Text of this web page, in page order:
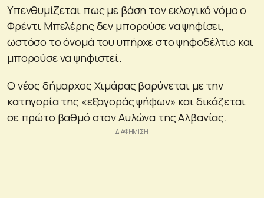
Υπενθυμίζεται πως με βάση τον εκλογικό νόμο ο
Φρέντι Μπελέρης δεν μπορούσε να ψηφίσει,
ωστόσο το όνομά του υπήρχε στο ψηφοδέλτιο και
μπορούσε να ψηφιστεί.
Ο νέος δήμαρχος Χιμάρας βαρύνεται με την
κατηγορία της «εξαγοράς ψήφων» και δικάζεται
σε πρώτο βαθμό στον Αυλώνα της Αλβανίας.